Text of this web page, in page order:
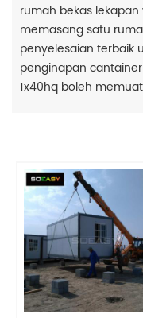
rumah bekas
memasang satu
penyelesaian terbaik
penginapan
1x40hq boleh